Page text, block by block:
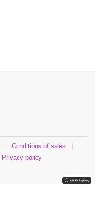
Conditions of sales
Privacy policy